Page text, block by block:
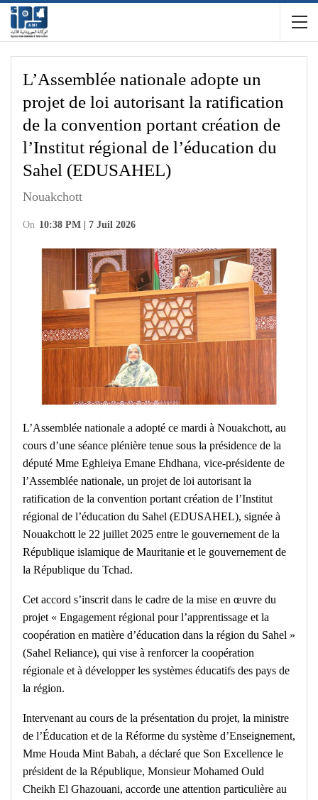
L’Assemblée nationale adopte un
projet de loi autorisant la ratification
de la convention portant création de
l’Institut régional de l’éducation du
Sahel (EDUSAHEL)
Nouakchott
On 10:38 PM | 7 Juil 2026
L’Assemblée nationale a adopté ce mardi à Nouakchott, au
cours d’une séance plénière tenue sous la présidence de la
député Mme Eghleiya Emane Ehdhana, vice-présidente de
l’Assemblée nationale, un projet de loi autorisant la
ratification de la convention portant création de l’Institut
régional de l’éducation du Sahel (EDUSAHEL), signée à
Nouakchott le 22 juillet 2025 entre le gouvernement de la
République islamique de Mauritanie et le gouvernement de
la République du Tchad.
Cet accord s’inscrit dans le cadre de la mise en œuvre du
projet « Engagement régional pour l’apprentissage et la
coopération en matière d’éducation dans la région du Sahel »
(Sahel Reliance), qui vise à renforcer la coopération
régionale et à développer les systèmes éducatifs des pays de
la région.
Intervenant au cours de la présentation du projet, la ministre
de l’Éducation et de la Réforme du système d’Enseignement,
Mme Houda Mint Babah, a déclaré que Son Excellence le
président de la République, Monsieur Mohamed Ould
Cheikh El Ghazouani, accorde une attention particulière au